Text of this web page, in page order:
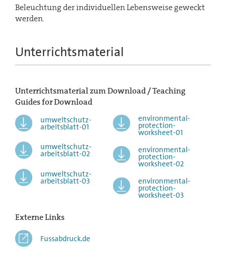
Beleuchtung der individuellen Lebensweise geweckt
werden.
Unterrichtsmaterial
Unterrichtsmaterial zum Download / Teaching
Guides for Download
umweltschutz-
arbeitsblatt-01
umweltschutz-
arbeitsblatt-02
umweltschutz-
arbeitsblatt-03
environmental-
protection-
worksheet-01
environmental-
protection-
worksheet-02
environmental-
protection-
worksheet-03
Externe Links
Fussabdruck.de